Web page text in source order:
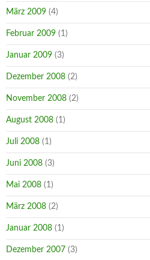
März 2009 (4)
Februar 2009 (1)
Januar 2009 (3)
Dezember 2008 (2)
November 2008 (2)
August 2008 (1)
Juli 2008 (1)
Juni 2008 (3)
Mai 2008 (1)
März 2008 (2)
Januar 2008 (1)
Dezember 2007 (3)